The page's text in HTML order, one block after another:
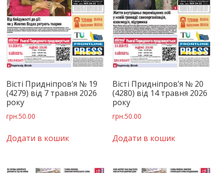
Вісті Придніпров’я № 19
(4279) від 7 травня 2026
року
грн.50.00
Додати в кошик
Вісті Придніпров’я № 20
(4280) від 14 травня 2026
року
грн.50.00
Додати в кошик